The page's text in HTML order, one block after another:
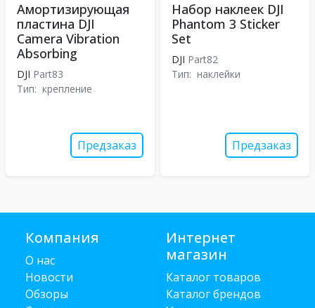
Амортизирующая
пластина DJI
Camera Vibration
Absorbing
DJI Part83
Тип: крепление
Предзаказ
Набор наклеек DJI
Phantom 3 Sticker
Set
DJI Part82
Тип: наклейки
Предзаказ
Компания
О нас
Новости
Обзоры
Интернет
магазин
Каталог товаров
Каталог брендов